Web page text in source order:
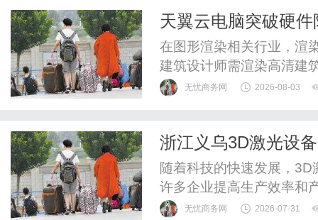
惠，兼顾高专业度与高性
天翼云电脑突破硬
在图形渲染相关行业，渲
建筑设计师需渲染高清建
需处理复杂特效渲染，保
撑千万级面数模型渲染与
无忧商务网 2026-08-03
浙江义乌3D激光设
随着科技的快速发展，
许多企业提高生产效率和
球知名的小商品集散地，
无忧商务网 2026-07-31